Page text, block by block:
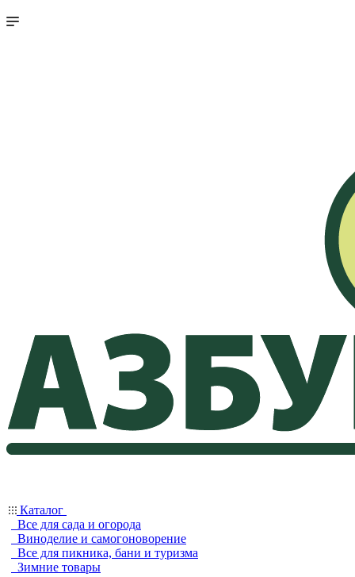
Каталог
Все для сада и огорода
Виноделие и самогоноворение
Все для пикника, бани и туризма
Зимние товары